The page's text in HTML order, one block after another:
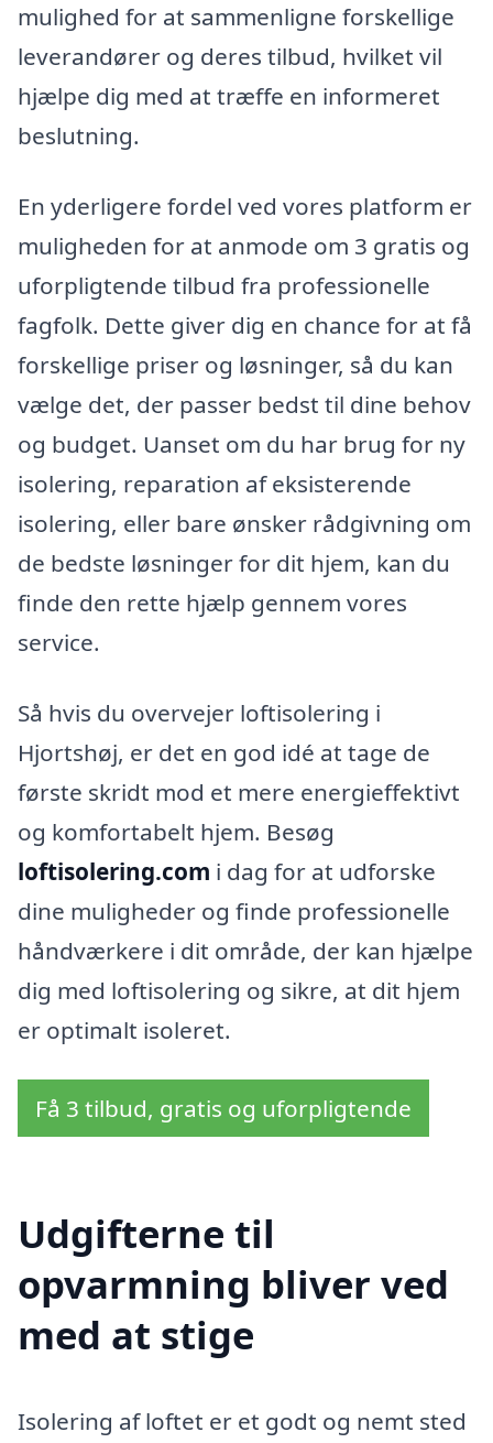
mulighed for at sammenligne forskellige
leverandører og deres tilbud, hvilket vil
hjælpe dig med at træffe en informeret
beslutning.
En yderligere fordel ved vores platform er
muligheden for at anmode om 3 gratis og
uforpligtende tilbud fra professionelle
fagfolk. Dette giver dig en chance for at få
forskellige priser og løsninger, så du kan
vælge det, der passer bedst til dine behov
og budget. Uanset om du har brug for ny
isolering, reparation af eksisterende
isolering, eller bare ønsker rådgivning om
de bedste løsninger for dit hjem, kan du
finde den rette hjælp gennem vores
service.
Så hvis du overvejer loftisolering i
Hjortshøj, er det en god idé at tage de
første skridt mod et mere energieffektivt
og komfortabelt hjem. Besøg
loftisolering.com i dag for at udforske
dine muligheder og finde professionelle
håndværkere i dit område, der kan hjælpe
dig med loftisolering og sikre, at dit hjem
er optimalt isoleret.
Få 3 tilbud, gratis og uforpligtende
Udgifterne til
opvarmning bliver ved
med at stige
Isolering af loftet er et godt og nemt sted